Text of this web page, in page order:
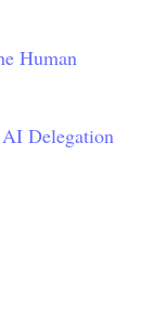
Human
Delegation